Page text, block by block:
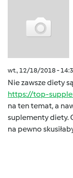
wt., 12/18/2018 -
Nie zawsze diety
https://top-
na ten temat, a
suplementy diety.
na pewno